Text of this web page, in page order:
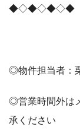
◆◇◆◇◆◇◆
◎物件担当者：
◎営業時間外は
承ください